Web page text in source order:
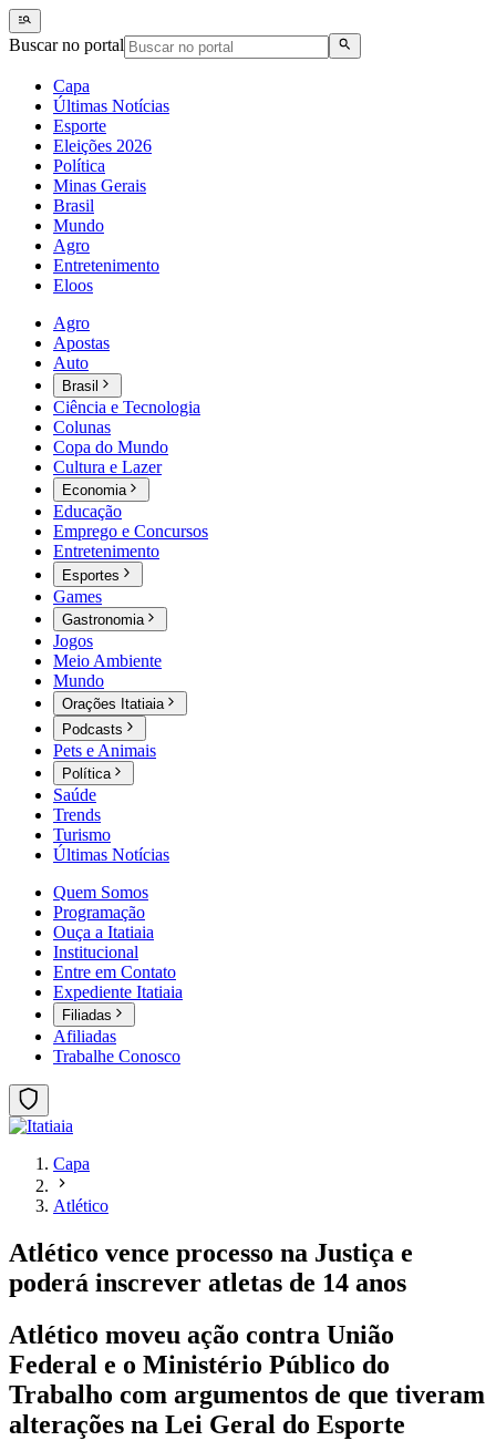
Buscar no portal
Capa
Últimas Notícias
Esporte
Eleições 2026
Política
Minas Gerais
Brasil
Mundo
Agro
Entretenimento
Eloos
Agro
Apostas
Auto
Brasil
Ciência e Tecnologia
Colunas
Copa do Mundo
Cultura e Lazer
Economia
Educação
Emprego e Concursos
Entretenimento
Esportes
Games
Gastronomia
Jogos
Meio Ambiente
Mundo
Orações Itatiaia
Podcasts
Pets e Animais
Política
Saúde
Trends
Turismo
Últimas Notícias
Quem Somos
Programação
Ouça a Itatiaia
Institucional
Entre em Contato
Expediente Itatiaia
Filiadas
Afiliadas
Trabalhe Conosco
Capa
Atlético
Atlético vence processo na Justiça e
poderá inscrever atletas de 14 anos
Atlético moveu ação contra União
Federal e o Ministério Público do
Trabalho com argumentos de que tiveram
alterações na Lei Geral do Esporte